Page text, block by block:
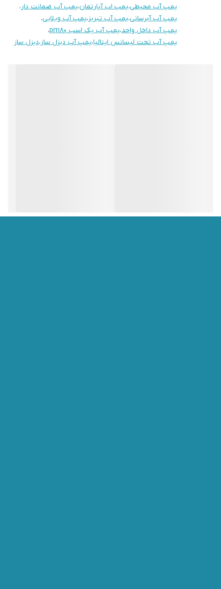
پمپ آب محیطی،پمپ اب آپارتمان،پمپ آب ضمانت دار،
پمپ آب آبرسانی،پمپ آب تبریز،پمپ آب ویلایی،
پمپ آب داخل واحد،پمپ آب یک اسب pm80
،
پمپ آب تحت لیسانس ایتالیا،پمپ آب دیزل ساز،دیزل ساز